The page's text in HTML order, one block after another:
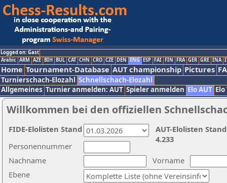
Logged on: Gast
Arabic ARM AZE BIH BUL CAT CHN CRO CZE DEN ENG ESP FAI FIN FRA GER GRE INA
Home Tournament-Database AUT championship Pictures
Turnierschach-Elozahl Schnellschach-Elozahl
Allgemeines Turnier anmelden: AUT Spieler anmelden Elo AUT
Willkommen bei den offiziellen
Nachname
Vorname
Ebene
Personennummer
AUT-Elolisten
4.233
FIDE-Elolisten Stand